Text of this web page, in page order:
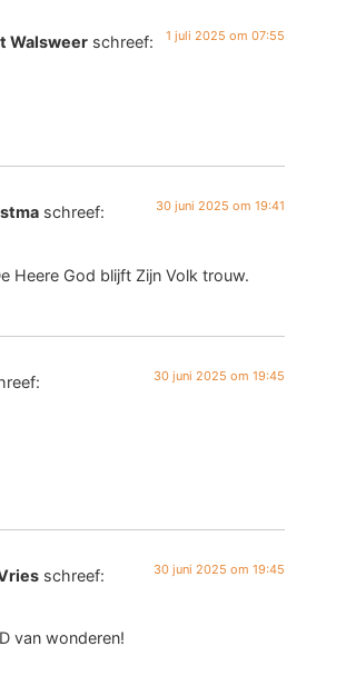
Walsweer schreef: 1 juli 2025 om 07:55
schreef: 30 juni 2025 om 19:41
Heere God blijft Zijn Volk trouw.
30 juni 2025 om 19:45
schreef: 30 juni 2025 om 19:45
van wonderen!